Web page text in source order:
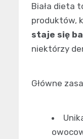
Biała dieta
produktów,
staje się
niektórzy
Główne